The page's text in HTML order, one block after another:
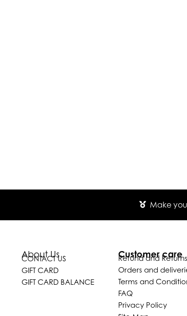
Make
About Us
CONTACT US
GIFT CARD
GIFT CARD BALANCE
Customer care
Refund and
Orders and
Terms and
FAQ
Privacy Policy